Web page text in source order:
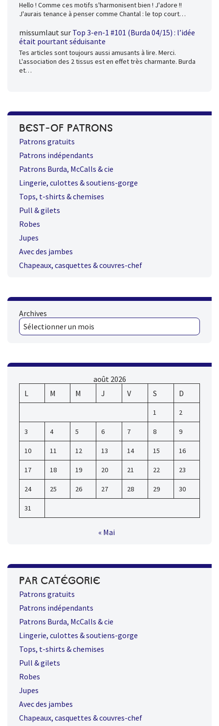
Hello ! Comme ces motifs s'harmonisent bien ! J'adore !!
J'aurais tenance à penser comme Chantal : le top court…
missumlaut sur Top 3-en-1 #101 (Burda 04/15) : l’idée
était pourtant séduisante
Tes articles sont toujours aussi amusants à lire. Merci.
L'association des 2 tissus est en effet très charmante. Burda
et…
BEST-OF PATRONS
Patrons gratuits
Patrons indépendants
Patrons Burda, McCalls & cie
Lingerie, culottes & soutiens-gorge
Tops, t-shirts & chemises
Pull & gilets
Robes
Jupes
Avec des jambes
Chapeaux, casquettes & couvres-chef
Archives
août 2026
L
M M J V S D
1 2
3 4 5 6 7 8 9
10 11 12 13 14 15 16
17 18 19 20 21 22 23
24 25 26 27 28 29 30
31
« Mai
PAR CATÉGORIE
Patrons gratuits
Patrons indépendants
Patrons Burda, McCalls & cie
Lingerie, culottes & soutiens-gorge
Tops, t-shirts & chemises
Pull & gilets
Robes
Jupes
Avec des jambes
Chapeaux, casquettes & couvres-chef